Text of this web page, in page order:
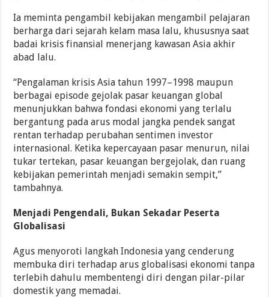
Ia meminta pengambil kebijakan mengambil pelajaran
berharga dari sejarah kelam masa lalu, khususnya saat
badai krisis finansial menerjang kawasan Asia akhir
abad lalu.
“Pengalaman krisis Asia tahun 1997–1998 maupun
berbagai episode gejolak pasar keuangan global
menunjukkan bahwa fondasi ekonomi yang terlalu
bergantung pada arus modal jangka pendek sangat
rentan terhadap perubahan sentimen investor
internasional. Ketika kepercayaan pasar menurun, nilai
tukar tertekan, pasar keuangan bergejolak, dan ruang
kebijakan pemerintah menjadi semakin sempit,”
tambahnya.
Menjadi Pengendali, Bukan Sekadar Peserta
Globalisasi
Agus menyoroti langkah Indonesia yang cenderung
membuka diri terhadap arus globalisasi ekonomi tanpa
terlebih dahulu membentengi diri dengan pilar-pilar
domestik yang memadai.